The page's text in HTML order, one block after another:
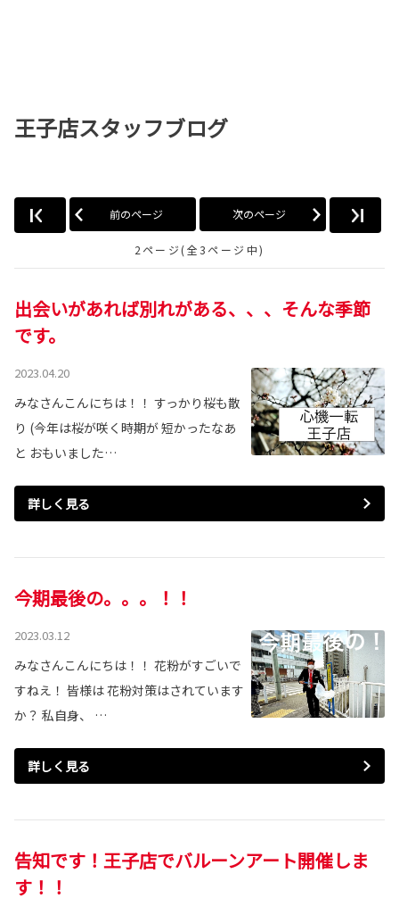
王子店スタッフブログ
前のページ 次のページ
2ページ(全3ページ中)
出会いがあれば別れがある、、、そんな季節
です。
2023.04.20
みなさんこんにちは！！ すっかり桜も散
り (今年は桜が咲く時期が 短かったなあ
と おもいました…
詳しく見る
今期最後の。。。！！
2023.03.12
みなさんこんにちは！！ 花粉がすごいで
すねえ！ 皆様は 花粉対策はされています
か？ 私自身、 …
詳しく見る
告知です！王子店でバルーンアート開催しま
す！！